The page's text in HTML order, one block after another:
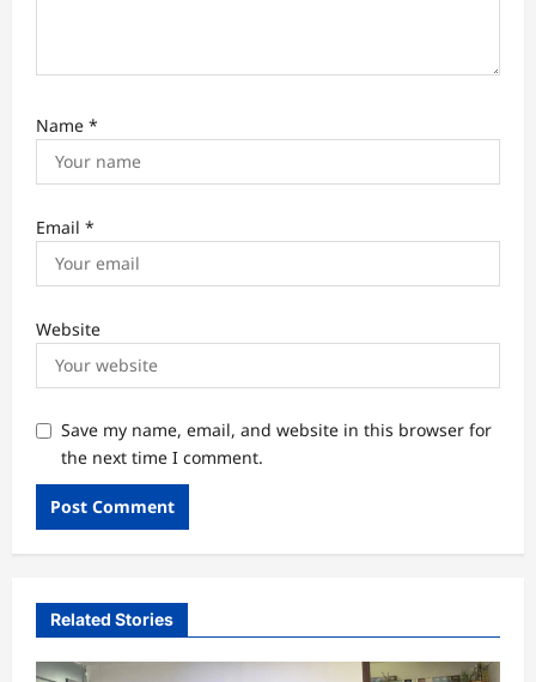
Name *
Email *
Website
Save my name, email, and website in this browser for
the next time I comment.
Related Stories